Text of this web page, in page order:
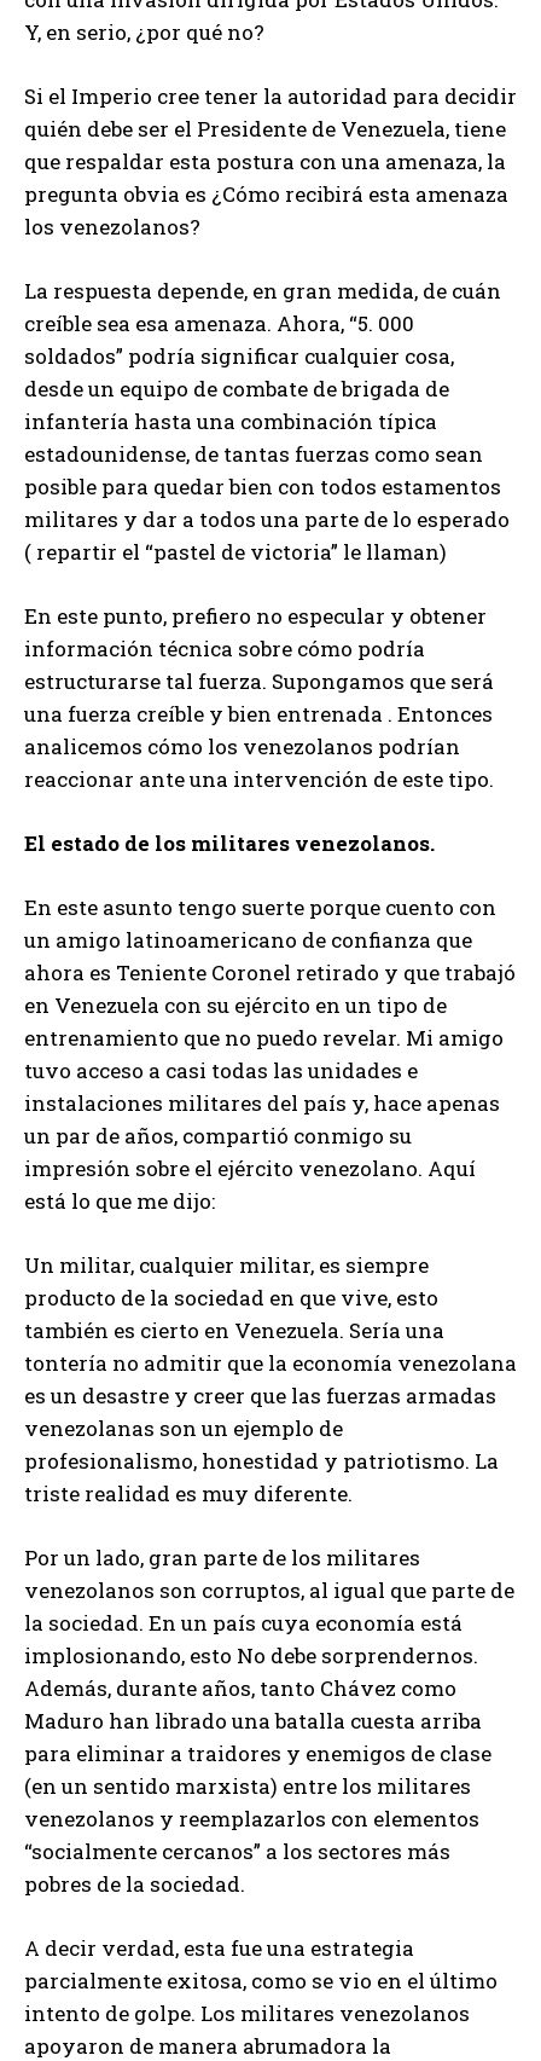
Y, en serio, ¿por qué no?
Si el Imperio cree tener la autoridad para decidir
quién debe ser el Presidente de Venezuela, tiene
que respaldar esta postura con una amenaza, la
pregunta obvia es ¿Cómo recibirá esta amenaza
los venezolanos?
La respuesta depende, en gran medida, de cuán
creíble sea esa amenaza. Ahora, “5. 000
soldados” podría significar cualquier cosa,
desde un equipo de combate de brigada de
infantería hasta una combinación típica
estadounidense, de tantas fuerzas como sean
posible para quedar bien con todos estamentos
militares y dar a todos una parte de lo esperado
( repartir el “pastel de victoria” le llaman)
En este punto, prefiero no especular y obtener
información técnica sobre cómo podría
estructurarse tal fuerza. Supongamos que será
una fuerza creíble y bien entrenada . Entonces
analicemos cómo los venezolanos podrían
reaccionar ante una intervención de este tipo.
El estado de los militares venezolanos.
En este asunto tengo suerte porque cuento con
un amigo latinoamericano de confianza que
ahora es Teniente Coronel retirado y que trabajó
en Venezuela con su ejército en un tipo de
entrenamiento que no puedo revelar. Mi amigo
tuvo acceso a casi todas las unidades e
instalaciones militares del país y, hace apenas
un par de años, compartió conmigo su
impresión sobre el ejército venezolano. Aquí
está lo que me dijo:
Un militar, cualquier militar, es siempre
producto de la sociedad en que vive, esto
también es cierto en Venezuela. Sería una
tontería no admitir que la economía venezolana
es un desastre y creer que las fuerzas armadas
venezolanas son un ejemplo de
profesionalismo, honestidad y patriotismo. La
triste realidad es muy diferente.
Por un lado, gran parte de los militares
venezolanos son corruptos, al igual que parte de
la sociedad. En un país cuya economía está
implosionando, esto No debe sorprendernos.
Además, durante años, tanto Chávez como
Maduro han librado una batalla cuesta arriba
para eliminar a traidores y enemigos de clase
(en un sentido marxista) entre los militares
venezolanos y reemplazarlos con elementos
“socialmente cercanos” a los sectores más
pobres de la sociedad.
A decir verdad, esta fue una estrategia
parcialmente exitosa, como se vio en el último
intento de golpe. Los militares venezolanos
apoyaron de manera abrumadora la